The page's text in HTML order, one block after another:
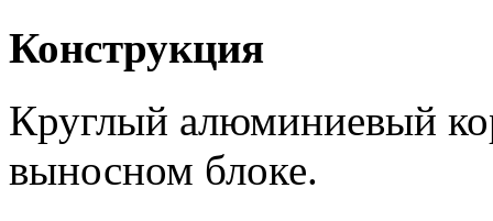
Конструкция
Круглый алюминиевый
выносном блоке.